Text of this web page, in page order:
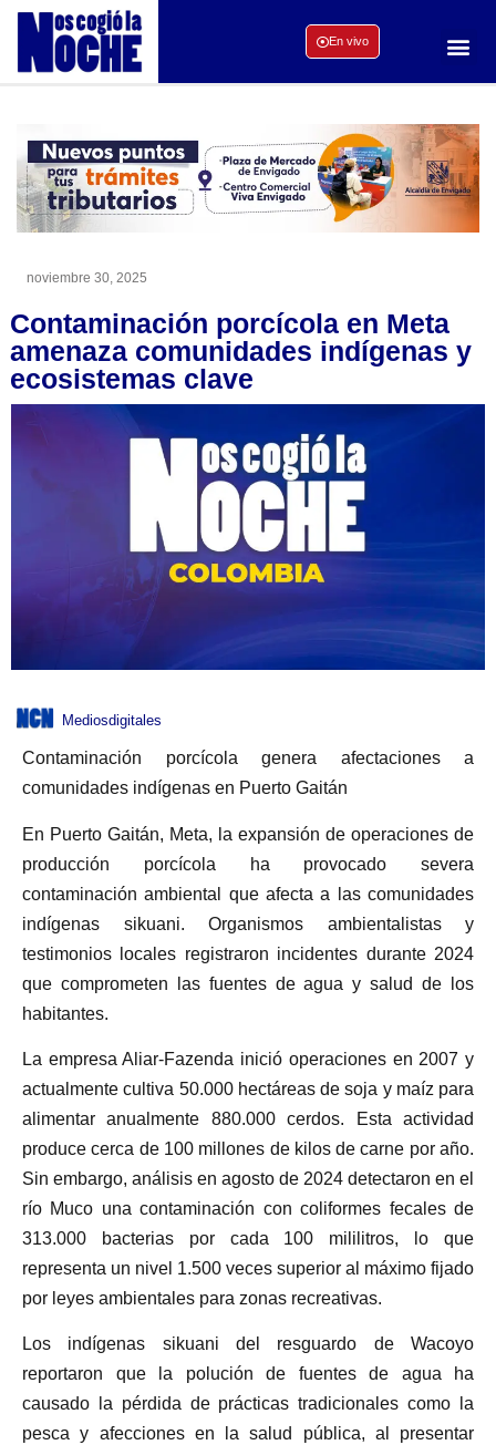
En vivo
noviembre 30, 2025
Contaminación porcícola en Meta
amenaza comunidades indígenas y
ecosistemas clave
Mediosdigitales
Contaminación porcícola genera afectaciones a
comunidades indígenas en Puerto Gaitán
En Puerto Gaitán, Meta, la expansión de operaciones de
producción porcícola ha provocado severa
contaminación ambiental que afecta a las comunidades
indígenas sikuani. Organismos ambientalistas y
testimonios locales registraron incidentes durante 2024
que comprometen las fuentes de agua y salud de los
habitantes.
La empresa Aliar-Fazenda inició operaciones en 2007 y
actualmente cultiva 50.000 hectáreas de soja y maíz para
alimentar anualmente 880.000 cerdos. Esta actividad
produce cerca de 100 millones de kilos de carne por año.
Sin embargo, análisis en agosto de 2024 detectaron en el
río Muco una contaminación con coliformes fecales de
313.000 bacterias por cada 100 mililitros, lo que
representa un nivel 1.500 veces superior al máximo fijado
por leyes ambientales para zonas recreativas.
Los indígenas sikuani del resguardo de Wacoyo
reportaron que la polución de fuentes de agua ha
causado la pérdida de prácticas tradicionales como la
pesca y afecciones en la salud pública, al presentar